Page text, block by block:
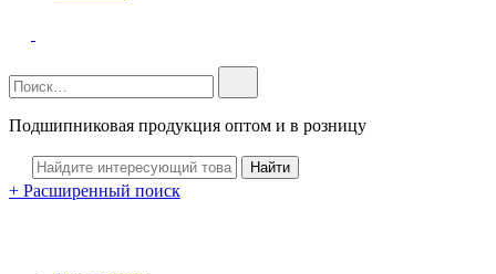
Подшипниковая продукция оптом и в розницу
+ Расширенный поиск